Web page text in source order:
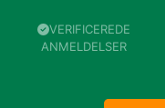
VERIFICEREDE
ANMELDELSER